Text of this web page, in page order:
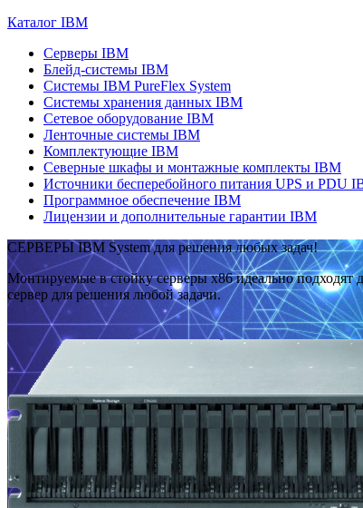
Каталог IBM
Серверы IBM
Блейд-системы IBM
Системы IBM PureFlex System
Системы хранения данных IBM
Сетевое оборудование IBM
Ленточные системы IBM
Комплектующие IBM
Северные шкафы и монтажные комплекты IBM
Источники бесперебойного питания UPS и PDU
Программное обеспечение IBM
Лицензии и дополнительные гарантии IBM
СЕРВЕРЫ IBM System для решения любых задач!
Монтируемые в стойку серверы x86 идеально
сервер для решения любой задачи.